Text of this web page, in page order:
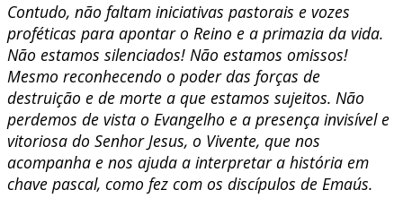
Contudo, não faltam iniciativas pastorais e vozes
proféticas para apontar o Reino e a primazia da vida.
Não estamos silenciados! Não estamos omissos!
Mesmo reconhecendo o poder das forças de
destruição e de morte a que estamos sujeitos. Não
perdemos de vista o Evangelho e a presença invisível e
vitoriosa do Senhor Jesus, o Vivente, que nos
acompanha e nos ajuda a interpretar a história em
chave pascal, como fez com os discípulos de Emaús.